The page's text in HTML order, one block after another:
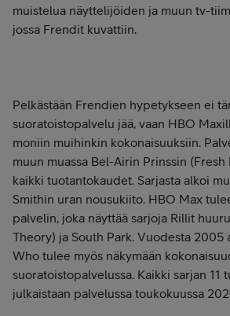
muistelua näyttelijöiden ja muun tv-
jossa Frendit kuvattiin.
Pelkästään Frendien hypetykseen ei
suoratoistopalvelu jää, vaan HBO
moniin muihinkin kokonaisuuksiin.
muun muassa Bel-Airin Prinssin
kaikki tuotantokaudet. Sarjasta alkoi
Smithin uran nousukiito. HBO Max
palvelin, joka näyttää sarjoja Rillit
Theory) ja South Park. Vuodesta 2005
Who tulee myös näkymään
suoratoistopalvelussa. Kaikki sarjan 11
julkaistaan palvelussa toukokuussa